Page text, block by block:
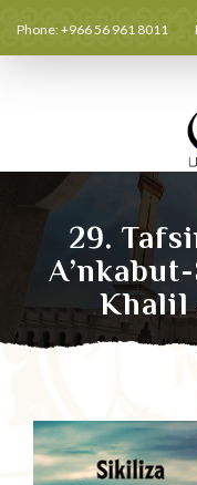
Phone: +966 56 961 8011
29.
Khalil